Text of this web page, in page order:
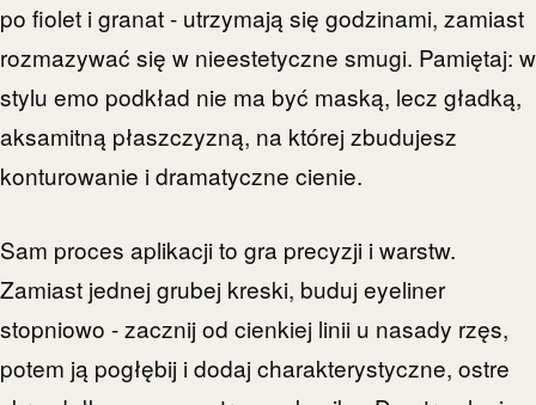
po fiolet i granat - utrzymają się godzinami, zamiast
rozmazywać się w nieestetyczne smugi. Pamiętaj: w
stylu emo podkład nie ma być maską, lecz gładką,
aksamitną płaszczyzną, na której zbudujesz
konturowanie i dramatyczne cienie.
Sam proces aplikacji to gra precyzji i warstw.
Zamiast jednej grubej kreski, buduj eyeliner
stopniowo - zacznij od cienkiej linii u nasady rzęs,
potem ją pogłębij i dodaj charakterystyczne, ostre